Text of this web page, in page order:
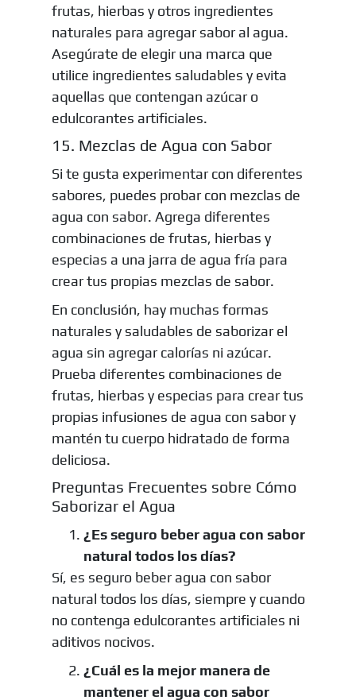
frutas, hierbas y otros ingredientes
naturales para agregar sabor al agua.
Asegúrate de elegir una marca que
utilice ingredientes saludables y evita
aquellas que contengan azúcar o
edulcorantes artificiales.
15. Mezclas de Agua con Sabor
Si te gusta experimentar con diferentes
sabores, puedes probar con mezclas de
agua con sabor. Agrega diferentes
combinaciones de frutas, hierbas y
especias a una jarra de agua fría para
crear tus propias mezclas de sabor.
En conclusión, hay muchas formas
naturales y saludables de saborizar el
agua sin agregar calorías ni azúcar.
Prueba diferentes combinaciones de
frutas, hierbas y especias para crear tus
propias infusiones de agua con sabor y
mantén tu cuerpo hidratado de forma
deliciosa.
Preguntas Frecuentes sobre Cómo
Saborizar el Agua
¿Es seguro beber agua con sabor
natural todos los días?
Sí, es seguro beber agua con sabor
natural todos los días, siempre y cuando
no contenga edulcorantes artificiales ni
aditivos nocivos.
¿Cuál es la mejor manera de
mantener el agua con sabor